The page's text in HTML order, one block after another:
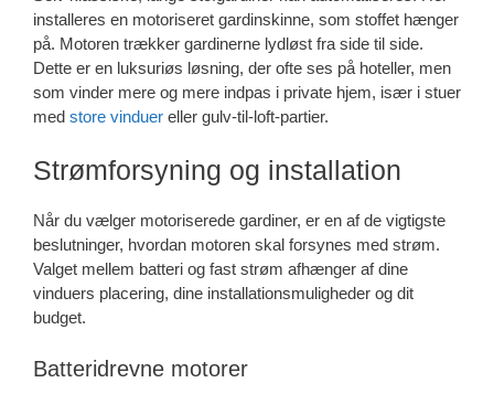
installeres en motoriseret gardinskinne, som stoffet hænger
på. Motoren trækker gardinerne lydløst fra side til side.
Dette er en luksuriøs løsning, der ofte ses på hoteller, men
som vinder mere og mere indpas i private hjem, især i stuer
med store vinduer eller gulv-til-loft-partier.
Strømforsyning og installation
Når du vælger motoriserede gardiner, er en af de vigtigste
beslutninger, hvordan motoren skal forsynes med strøm.
Valget mellem batteri og fast strøm afhænger af dine
vinduers placering, dine installationsmuligheder og dit
budget.
Batteridrevne motorer